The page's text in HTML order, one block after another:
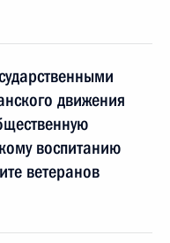
движения
воспитанию
ветеранов